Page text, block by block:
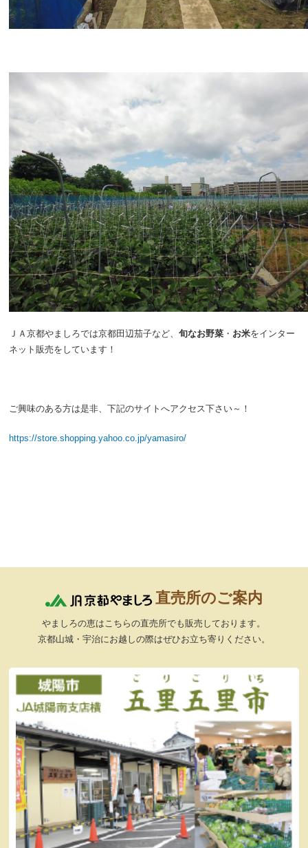
ＪＡ京都やましろでは京都田辺茄子など、旬なお野菜 ・ お米をインター
ネット販売をしています！
ご興味のある方は是非、下記のサイトへアクセス下さい～！
https://store.shopping.yahoo.co.jp/yamasiro/
直売所のご案内
やましろの恵はこちらの直売所でも販売しております。
京都山城・宇治にお越しの際はぜひお立ち寄りください。